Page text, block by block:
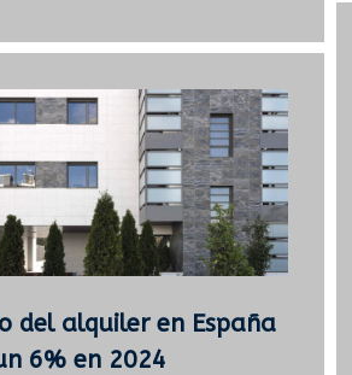
del alquiler en España
6% en 2024